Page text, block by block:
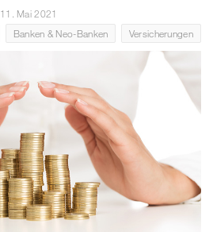
11. Mai 2021
Banken & Neo-Banken Versicherungen